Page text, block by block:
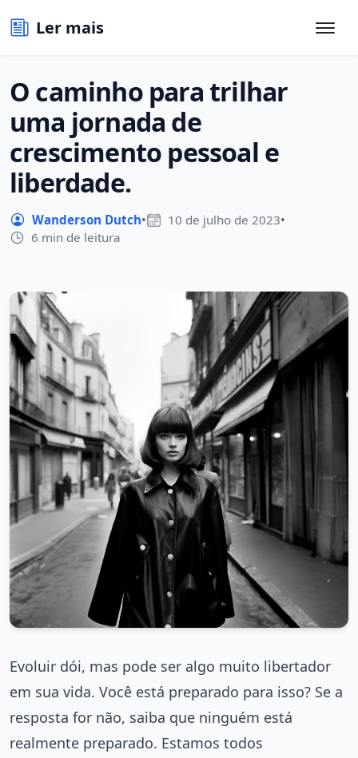
Ler mais
O caminho para trilhar
uma jornada de
crescimento pessoal e
liberdade.
Wanderson Dutch• 10 de julho de 2023•
6 min de leitura
Evoluir dói, mas pode ser algo muito libertador
em sua vida. Você está preparado para isso? Se a
resposta for não, saiba que ninguém está
realmente preparado. Estamos todos